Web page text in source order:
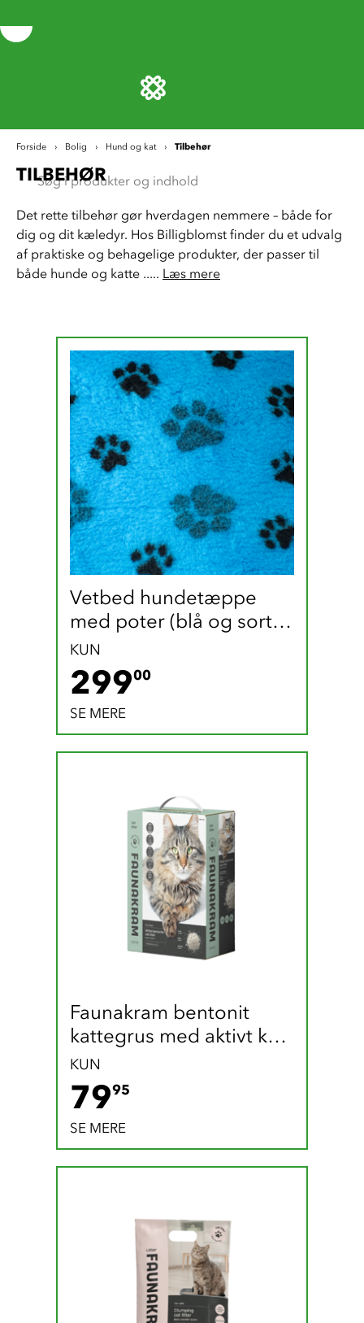
Forside Bolig Hund og kat Tilbehør
TILBEHØR
Det rette tilbehør gør hverdagen nemmere – både for
dig og dit kæledyr. Hos Billigblomst finder du et udvalg
af praktiske og behagelige produkter, der passer til
både hunde og katte ..... Læs mere
Vetbed hundetæppe
med poter (blå og sort /
165 x 100 cm)
KUN
29900299 DKK
SE MERE
Faunakram bentonit
kattegrus med aktivt kul
(8 liter / 7 kg)
KUN
7995
SE MERE